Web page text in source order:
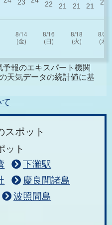
報のエキスパート機関
天気データの統計値に基
スポット
ット
下灘駅
慶良間諸島
波照間島